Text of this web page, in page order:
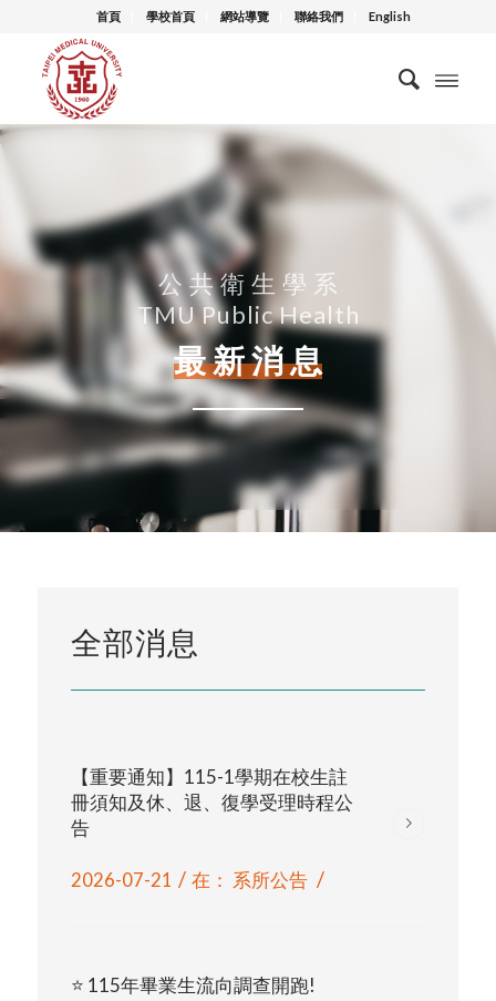
首頁 學校首頁 網站導覽 聯絡我們 English
公 共 衛 生 學 系
TMU Public Health
最 新 消 息
全部消息
【重要通知】115-1學期在校生註
冊須知及休、退、復學受理時程公
告
2026-07-21 / 在： 系所公告 /
⭐ 115年畢業生流向調查開跑!